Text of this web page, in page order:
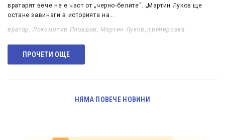
вратарят вече не е част от „черно-белите“. „Мартин Луков ще
остане завинаги в историята на…
вратар ,Локомотив Пловдив ,Мартин Луков ,тренировка
ПРОЧЕТИ ОЩЕ
НЯМА ПОВЕЧЕ НОВИНИ